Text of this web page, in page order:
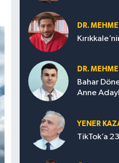
DR.
DR.
Bahar
Anne
YENER
TikTok’a 23